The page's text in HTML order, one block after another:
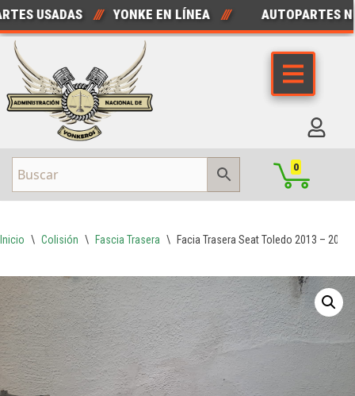
Saltar
al
contenido
USADAS /// YONKE EN LÍNEA /// AUTOPARTES
0
Inicio \ Colisión \ Fascia Trasera \ Facia Trasera Seat Toledo 2013 – 2018